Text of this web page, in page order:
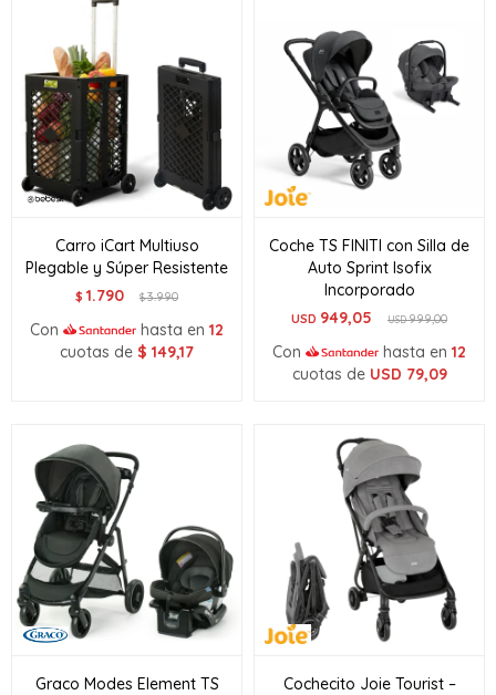
Carro iCart Multiuso
Plegable y Súper Resistente
$ 1.790 $3.990
Con hasta en 12
cuotas de $ 149,17
Coche TS FINITI con Silla de
Auto Sprint Isofix
Incorporado
USD 949,05 USD999,00
Con hasta en 12
cuotas de USD 79,09
Graco Modes Element TS
Cochecito Joie Tourist –